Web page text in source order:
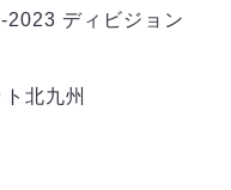
ディビジョン
北九州